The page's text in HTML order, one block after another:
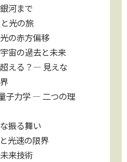
河まで
光の旅
の赤方偏移
宙の過去と未来
える？— 見えな
子力学 — 二つの理
振る舞い
光速の限界
来技術